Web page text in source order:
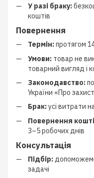
У разі браку:
коштів
Повернення
Термін:протягом
Умови: товар не
товарний вигляд і
Законодавство:
України «Про
Брак:усі витрати
Повернення
3–5 робочих днів
Консультація
Підбір:
задачі